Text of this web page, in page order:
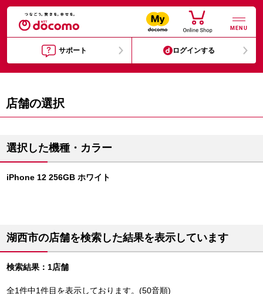
MENU
サポート ログインする
店舗の選択
選択した機種・カラー
iPhone 12 256GB ホワイト
湖西市の店舗を検索した結果を表示しています
検索結果：1店舗
全1件中1件目を表示しております。(50音順)